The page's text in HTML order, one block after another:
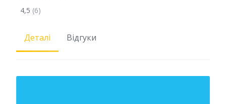
4,5 (6)
Деталі Відгуки